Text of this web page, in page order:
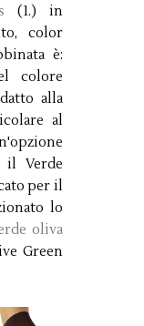
(1.) in
color
è:
colore
alla
al
il Verde
per il
lo
oliva
Green